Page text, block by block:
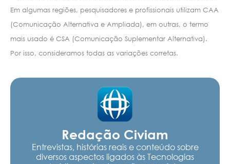
Em algumas regiões, pesquisadores e profissionais utilizam CAA
(Comunicação Alternativa e Ampliada), em outras, o termo
mais usado é CSA (Comunicação Suplementar Alternativa).
Por isso, consideramos todas as variações corretas.
Redação Civiam
Entrevistas, histórias reais e conteúdo sobre
diversos aspectos ligados às Tecnologias